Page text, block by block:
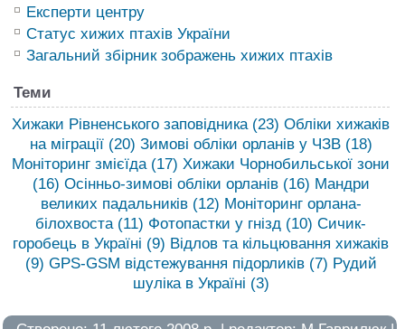
Експерти центру
Статус хижих птахів України
Загальний збірник зображень хижих птахів
Теми
Хижаки Рівненського заповідника(23) Обліки хижаків
на міграції(20) Зимові обліки орланів у ЧЗВ(18)
Моніторинг змієїда(17) Хижаки Чорнобильської зони
(16) Осінньо-зимові обліки орланів(16) Мандри
великих падальників(12) Моніторинг орлана-
білохвоста(11) Фотопастки у гнізд (10) Сичик-
горобець в Україні (9) Відлов та кільцювання хижаків
(9) GPS-GSM відстежування підорликів(7) Рудий
шуліка в Україні (3)